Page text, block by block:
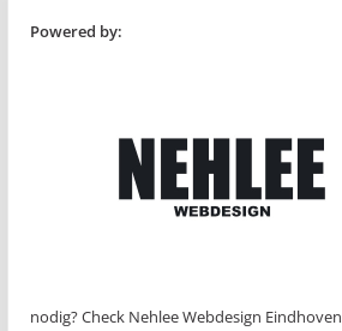
Powered by:
nodig? Check Nehlee Webdesign Eindhoven